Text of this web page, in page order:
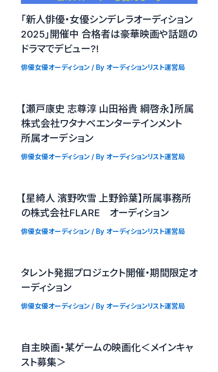
「新人俳優・女優シンデレラオーディション
2025」開催中 合格者は豪華映画や話題の
ドラマでデビュー?!
俳優女優オーディション/ By オーディションリスト運営局
【瀬戸康史 志尊淳 山田裕貴 綱啓永】所属
株式会社ワタナベエンターテインメント
所属オーデション
俳優女優オーディション/ By オーディションリスト運営局
【星綺人 濱野吹雪 上野鈴葉】所属事務所
の株式会社FLARE オーディション
俳優女優オーディション/ By オーディションリスト運営局
タレント発掘プロジェクト開催・期間限定オ
ーディション
俳優女優オーディション/ By オーディションリスト運営局
自主映画・某ゲームの映画化＜メインキャ
スト募集＞